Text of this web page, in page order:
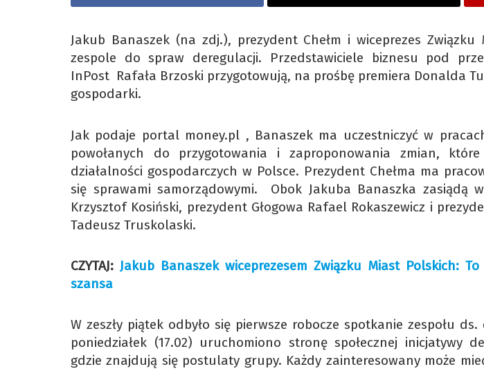
Jakub Banaszek (na zdj.), prezydent Chełm i wiceprezes
zespole do spraw deregulacji. Przedstawiciele biznesu pod
InPost Rafała Brzoski przygotowują, na prośbę premiera Donalda
gospodarki.
Jak podaje portal money.pl , Banaszek ma uczestniczyć w
powołanych do przygotowania i zaproponowania zmian,
działalności gospodarczych w Polsce. Prezydent Chełma ma
się sprawami samorządowymi. Obok Jakuba Banaszka zasiądą
Krzysztof Kosiński, prezydent Głogowa Rafael Rokaszewicz i
Tadeusz Truskolaski.
CZYTAJ: Jakub Banaszek wiceprezesem Związku Miast Polskich:
szansa
W zeszły piątek odbyło się pierwsze robocze spotkanie zespołu
poniedziałek (17.02) uruchomiono stronę społecznej inicjatywy
gdzie znajdują się postulaty grupy. Każdy zainteresowany może